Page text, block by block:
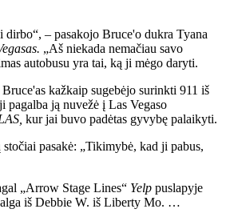
dirbo“, – pasakojo Bruce'o dukra Tyana
„Aš niekada nemačiau savo
autobusu yra tai, ką ji mėgo daryti.
kažkaip sugebėjo surinkti 911 iš
pagalba ją nuvežė į Las Vegaso
kur jai buvo padėtas gyvybę palaikyti.
pasakė: „Tikimybė, kad ji pabus,
„Arrow Stage Lines“ Yelp puslapyje
iš Debbie W. iš Liberty Mo. …